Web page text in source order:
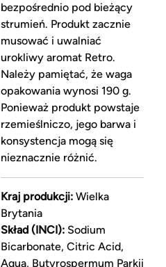
bezpośrednio pod bieżący
strumień. Produkt zacznie
musować i uwalniać
urokliwy aromat Retro.
Należy pamiętać, że waga
opakowania wynosi 190 g.
Ponieważ produkt powstaje
rzemieślniczo, jego barwa i
konsystencja mogą się
nieznacznie różnić.
Kraj produkcji:Wielka
Brytania
Skład (INCI):Sodium
Bicarbonate, Citric Acid,
Aqua, Butyrospermum Parkii